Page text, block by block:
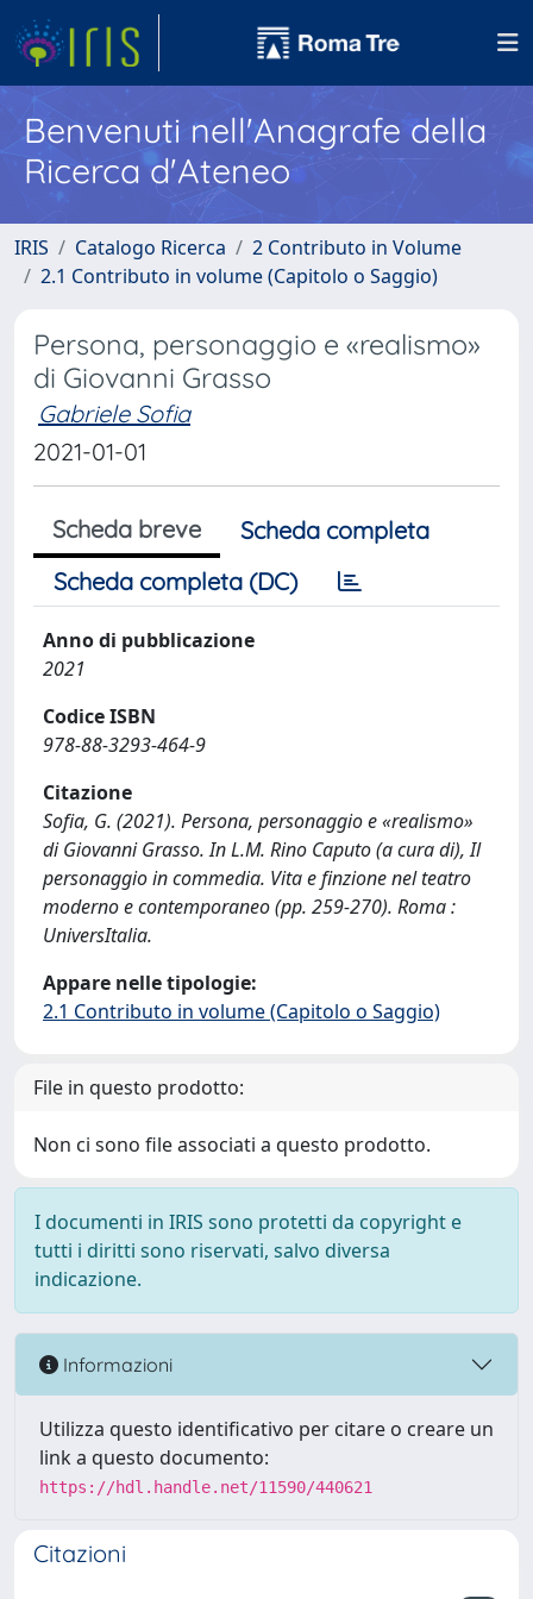
Benvenuti nell'Anagrafe della
Ricerca d'Ateneo
IRIS Catalogo Ricerca
2 Contributo in Volume
2.1 Contributo in volume (Capitolo o Saggio)
Persona, personaggio e «realismo»
di Giovanni Grasso
Gabriele Sofia
2021-01-01
Scheda breve
Scheda completa
Scheda completa (DC)
Anno di pubblicazione
2021
Codice ISBN
978-88-3293-464-9
Citazione
Sofia, G. (2021). Persona, personaggio e «realismo»
di Giovanni Grasso. In L.M. Rino Caputo (a cura di), Il
personaggio in commedia. Vita e finzione nel teatro
moderno e contemporaneo (pp. 259-270). Roma :
UniversItalia.
Appare nelle tipologie:
2.1 Contributo in volume (Capitolo o Saggio)
File in questo prodotto:
Non ci sono file associati a questo prodotto.
I documenti in IRIS sono protetti da copyright e
tutti i diritti sono riservati, salvo diversa
indicazione.
Informazioni
Utilizza questo identificativo per citare o creare un
link a questo documento:
https://hdl.handle.net/11590/440621
Citazioni